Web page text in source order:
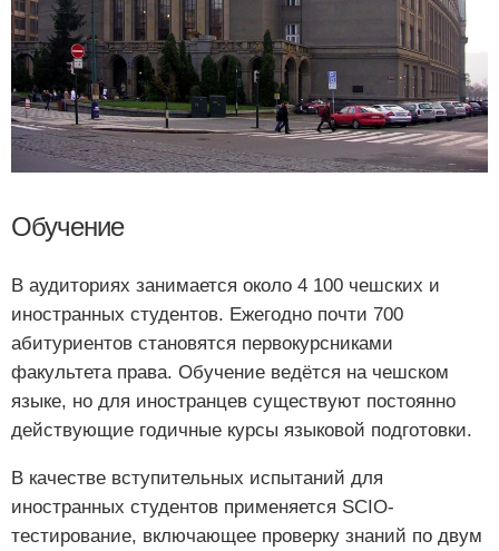
Обучение
В аудиториях занимается около 4 100 чешских и
иностранных студентов. Ежегодно почти 700
абитуриентов становятся первокурсниками
факультета права. Обучение ведётся на чешском
языке, но для иностранцев существуют постоянно
действующие годичные курсы языковой подготовки.
В качестве вступительных испытаний для
иностранных студентов применяется SCIO-
тестирование, включающее проверку знаний по двум